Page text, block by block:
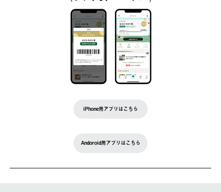
iPhone用アプリはこちら
Andoroid用アプリはこちら